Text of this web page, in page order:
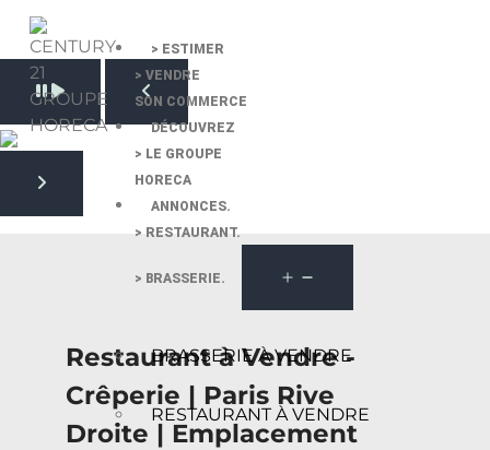
> ESTIMER
> VENDRE
SON COMMERCE
DÉCOUVREZ
> LE GROUPE
HORECA
ANNONCES.
> RESTAURANT.
> BRASSERIE.
BRASSERIE À VENDRE
RESTAURANT À VENDRE
Pause slide rotation
Resume slide rotation
Previous slide
Next slide
Restaurant à Vendre -
Crêperie | Paris Rive
Droite | Emplacement